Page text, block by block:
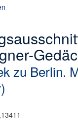
zu Berlin.